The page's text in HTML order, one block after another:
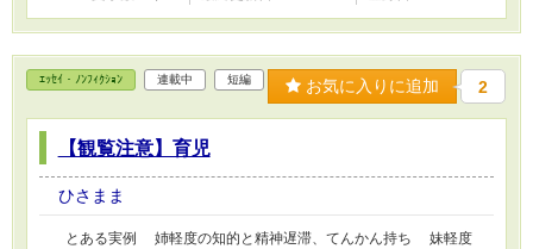
ｴｯｾｲ・ﾉﾝﾌｨｸｼｮﾝ 連載中 短編 お気に入りに追加 2
【観覧注意】育児
ひさまま
とある実例 姉軽度の知的と精神遅滞、てんかん持ち 妹軽度